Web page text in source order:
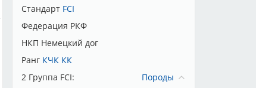
Стандарт FCI
Федерация РКФ
НКП Немецкий дог
Ранг КЧК КК
2 Группа FCI:
Породы